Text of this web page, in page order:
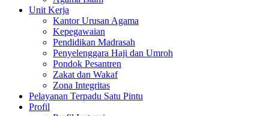
Unit Kerja
Kantor Urusan Agama
Kepegawaian
Pendidikan Madrasah
Penyelenggara Haji dan Umroh
Pondok Pesantren
Zakat dan Wakaf
Zona Integritas
Pelayanan Terpadu Satu Pintu
Profil